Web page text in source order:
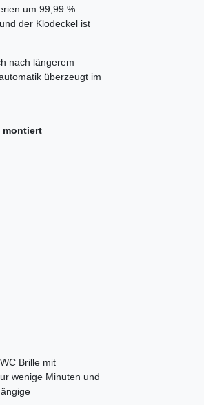
um 99,99 %
der Klodeckel ist
nach längerem
überzeugt im
montiert
Brille mit
wenige Minuten und